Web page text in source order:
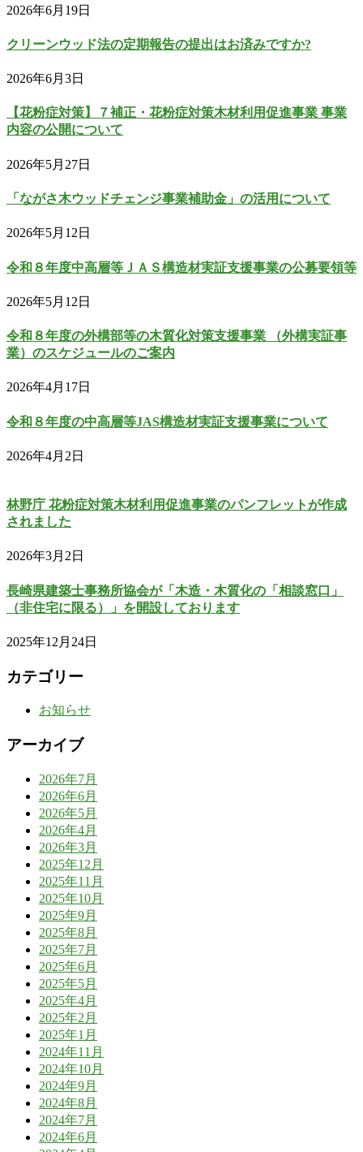
2026年6月19日
クリーンウッド法の定期報告の提出はお済みですか?
2026年6月3日
【花粉症対策】７補正・花粉症対策木材利用促進事業 事業
内容の公開について
2026年5月27日
「ながさ木ウッドチェンジ事業補助金」の活用について
2026年5月12日
令和８年度中高層等ＪＡＳ構造材実証支援事業の公募要領等
2026年5月12日
令和８年度の外構部等の木質化対策支援事業 （外構実証事
業）のスケジュールのご案内
2026年4月17日
令和８年度の中高層等JAS構造材実証支援事業について
2026年4月2日
林野庁 花粉症対策木材利用促進事業のパンフレットが作成
されました
2026年3月2日
長崎県建築士事務所協会が「木造・木質化の「相談窓口」
（非住宅に限る）」を開設しております
2025年12月24日
カテゴリー
お知らせ
アーカイブ
2026年7月
2026年6月
2026年5月
2026年4月
2026年3月
2025年12月
2025年11月
2025年10月
2025年9月
2025年8月
2025年7月
2025年6月
2025年5月
2025年4月
2025年2月
2025年1月
2024年11月
2024年10月
2024年9月
2024年8月
2024年7月
2024年6月